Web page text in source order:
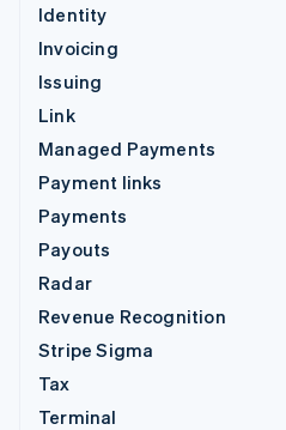
Identity
Invoicing
Issuing
Link
Managed Payments
Payment links
Payments
Payouts
Radar
Revenue Recognition
Stripe Sigma
Tax
Terminal